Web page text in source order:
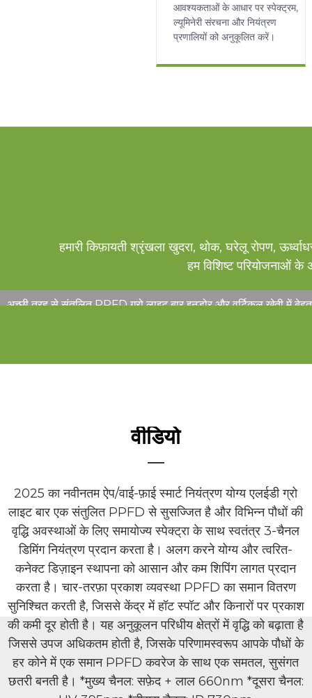
आवश्यकताओं के आधार पर स्पेक्ट्रम,
ल्यूमिनेरी संरचना और नियंत्रण
प्रणालियों को अनुकूलित करें।
हमारी किफ़ायती श्रृंखला खुदरा, थोक, घरेलू रोपण,
हम विशिष्ट परियोजनाओं
अच्छी तरह से संतुलित PPFD ग्रो लाइट बार इनडोर और वर्टिकल खेती
वीडियो
2025 का नवीनतम ऐप/वाई-फ़ाई स्मार्ट नियंत्रण योग्य एलईडी ग्रो
लाइट बार एक संतुलित PPFD से सुसज्जित है और विभिन्न पौधों की
वृद्धि अवस्थाओं के लिए समायोज्य स्पेक्ट्रा के साथ स्वतंत्र 3-चैनल
डिमिंग नियंत्रण प्रदान करता है। अलग करने योग्य और त्वरित-
कनेक्ट डिज़ाइन स्थापना को आसान और कम शिपिंग लागत प्रदान
करता है। चार-तरफ़ा प्रकाश व्यवस्था PPFD का समान वितरण
सुनिश्चित करती है, जिससे केंद्र में हॉट स्पॉट और किनारों पर प्रकाश
की कमी दूर होती है। यह अनुकूलन परिधीय क्षेत्रों में वृद्धि को बढ़ाता है
जिससे उपज अधिकतम होती है, जिसके परिणामस्वरूप आपके पौधों के
हर कोने में एक समान PPFD कवरेज के साथ एक समतल, सुसंगत
छतरी बनती है। *मुख्य चैनल: सफ़ेद + लाल 660nm *दूसरा चैनल: